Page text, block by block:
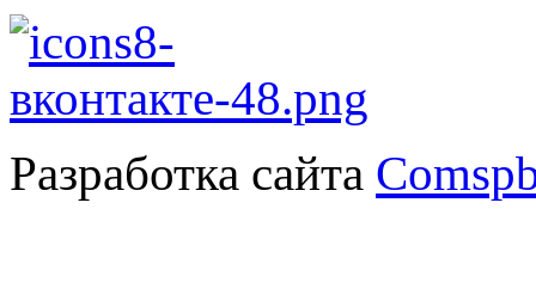
Разработка сайта